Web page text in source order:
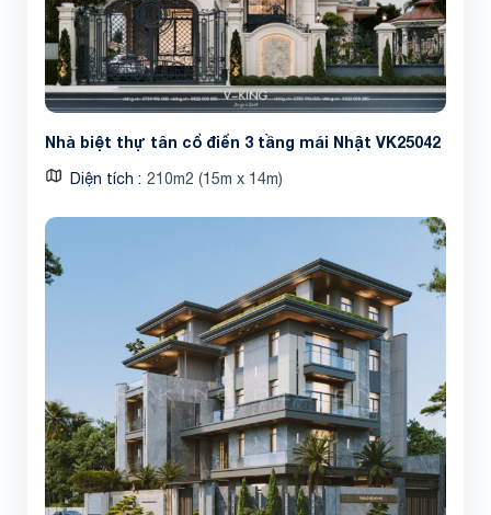
Nhà biệt thự tân cổ điển 3 tầng mái Nhật VK25042
Diện tích 210m2 (15m x 14m)